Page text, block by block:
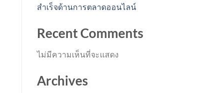
สำเร็จด้านการตลาดออนไลน์
Recent Comments
ไม่มีความเห็นที่จะแสดง
Archives